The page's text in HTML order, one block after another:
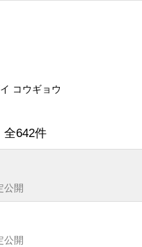
コウギョウ
全642件
公開
公開